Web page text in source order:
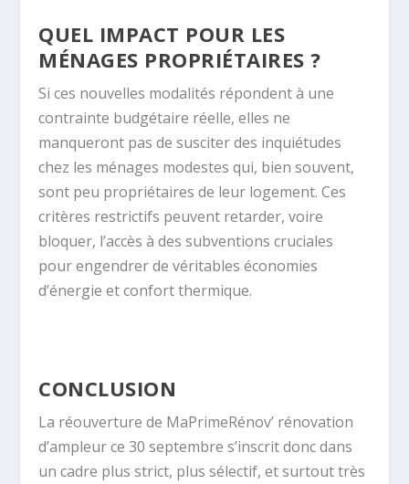
QUEL IMPACT POUR LES
MÉNAGES PROPRIÉTAIRES ?
Si ces nouvelles modalités répondent à une
contrainte budgétaire réelle, elles ne
manqueront pas de susciter des inquiétudes
chez les ménages modestes qui, bien souvent,
sont peu propriétaires de leur logement. Ces
critères restrictifs peuvent retarder, voire
bloquer, l’accès à des subventions cruciales
pour engendrer de véritables économies
d’énergie et confort thermique.
CONCLUSION
La réouverture de MaPrimeRénov’ rénovation
d’ampleur ce 30 septembre s’inscrit donc dans
un cadre plus strict, plus sélectif, et surtout très